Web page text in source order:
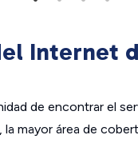
Internet
de encontrar el
mayor área de